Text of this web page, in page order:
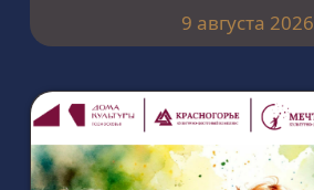
9 августа 2026